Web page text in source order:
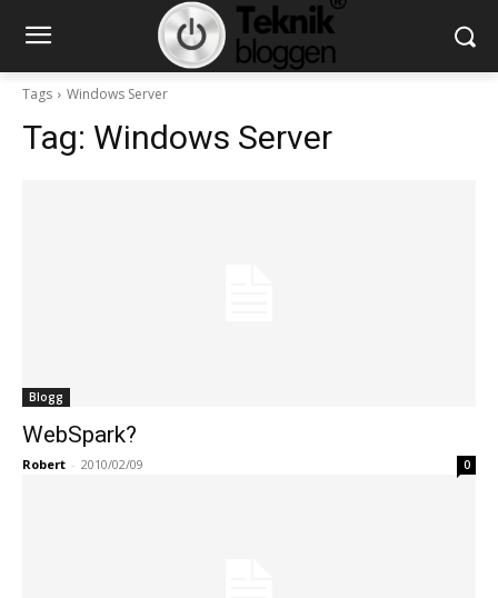
Tags Windows Server
Tag: Windows Server
Blogg
WebSpark?
Robert - 2010/02/09 0